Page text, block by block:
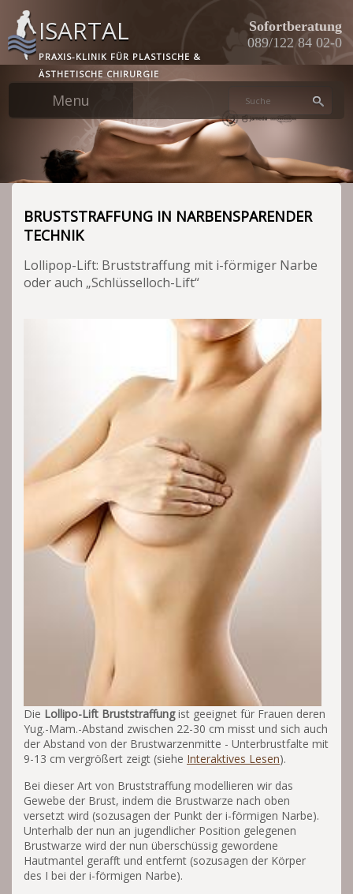
Skip
main
content
ISARTAL
PRAXIS-KLINIK FÜR PLASTISCHE &
ÄSTHETISCHE CHIRURGIE
Sofortberatung
089/122 84 02-0
BRUSTSTRAFFUNG IN NARBENSPARENDER
TECHNIK
Lollipop-Lift: Bruststraffung mit i-förmiger Narbe
oder auch „Schlüsselloch-Lift“
Die Lollipo-Lift Bruststraffungist geeignet für Frauen deren
Yug.-Mam.-Abstand zwischen 22-30 cm misst und sich auch
der Abstand von der Brustwarzenmitte - Unterbrustfalte mit
9-13 cm vergrößert zeigt (siehe Interaktives Lesen).
Bei dieser Art von Bruststraffung modellieren wir das
Gewebe der Brust, indem die Brustwarze nach oben
versetzt wird (sozusagen der Punkt der i-förmigen Narbe).
Unterhalb der nun an jugendlicher Position gelegenen
Brustwarze wird der nun überschüssig gewordene
Hautmantel gerafft und entfernt (sozusagen der Körper
des I bei der i-förmigen Narbe).